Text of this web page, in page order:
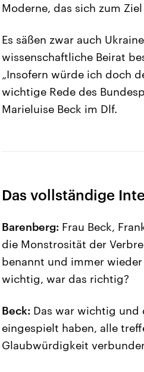
Moderne, das sich zum
Es säßen zwar auch
wissenschaftliche Beirat
„Insofern würde ich doch
wichtige Rede des
Marieluise Beck im Dlf.
Das vollständige
Barenberg: Frau Beck,
die Monstrosität der
benannt und immer
wichtig, war das richtig?
Beck: Das war wichtig und
eingespielt haben, alle
Glaubwürdigkeit